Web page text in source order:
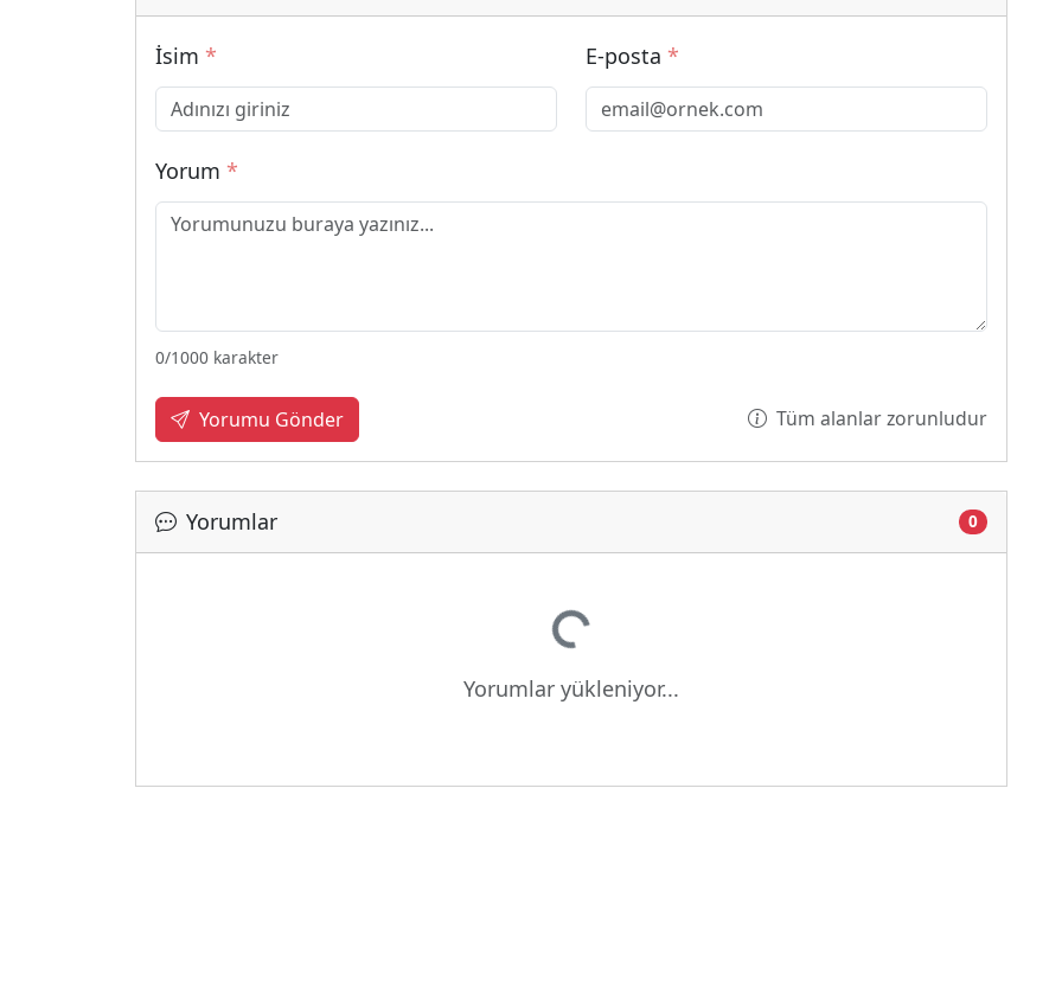
İsim * E-posta *
Yorum *
0/1000 karakter
Yorumu Gönder Tüm alanlar zorunludur
Yorumlar 0
Yükleniyor...
Yorumlar yükleniyor...